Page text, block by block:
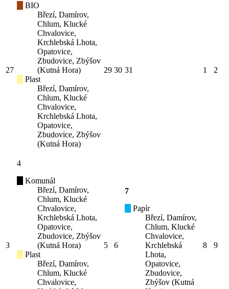
27
BIO
Březí, Damírov,
Chlum, Klucké
Chvalovice,
Krchlebská Lhota,
Opatovice,
Zbudovice, Zbýšov
(Kutná Hora)
Plast
Březí, Damírov,
Chlum, Klucké
Chvalovice,
Krchlebská Lhota,
Opatovice,
Zbudovice, Zbýšov
(Kutná Hora)
29 30 31 1 2
3
4
Komunál
Březí, Damírov,
Chlum, Klucké
Chvalovice,
Krchlebská Lhota,
Opatovice,
Zbudovice, Zbýšov
(Kutná Hora)
Plast
Březí, Damírov,
Chlum, Klucké
Chvalovice,
5 6
7
Papír
Březí, Damírov,
Chlum, Klucké
Chvalovice,
Krchlebská
Lhota,
Opatovice,
Zbudovice,
Zbýšov (Kutná
8 9